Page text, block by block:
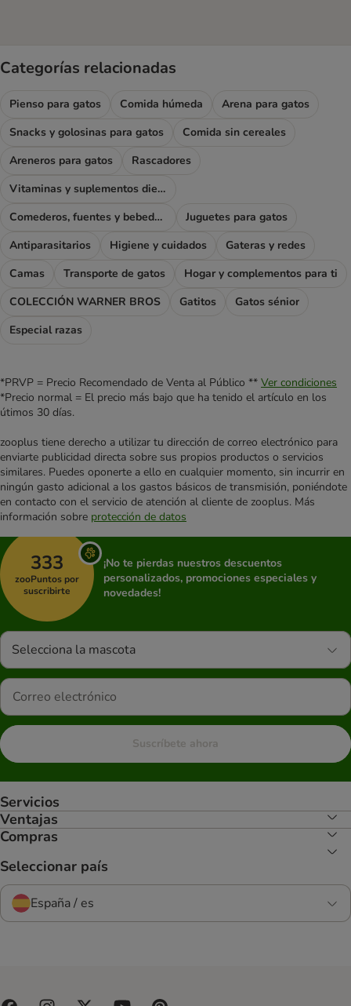
Categorías relacionadas
Pienso para gatos Comida húmeda
Arena para gatos
Snacks y golosinas para gatos
Comida sin cereales
Areneros para gatos
Rascadores
Vitaminas y suplementos dietéticos
Comederos, fuentes y bebederos
Juguetes para gatos
Antiparasitarios
Higiene y cuidados
Gateras y redes
Camas
Transporte de gatos
Hogar y complementos para ti
COLECCIÓN WARNER BROS
Gatitos
Gatos sénior
Especial razas
*PRVP = Precio Recomendado de Venta al Público ** Ver condiciones
*Precio normal = El precio más bajo que ha tenido el artículo en los
útimos 30 días.
zooplus tiene derecho a utilizar tu dirección de correo electrónico para
enviarte publicidad directa sobre sus propios productos o servicios
similares. Puedes oponerte a ello en cualquier momento, sin incurrir en
ningún gasto adicional a los gastos básicos de transmisión, poniéndote
en contacto con el servicio de atención al cliente de zooplus. Más
información sobre protección de datos
333
zooPuntos por
suscribirte
¡No te pierdas nuestros descuentos
personalizados, promociones especiales y
novedades!
Selecciona la mascota
Suscríbete ahora
Servicios
Ventajas
Compras
Seleccionar país
España / es